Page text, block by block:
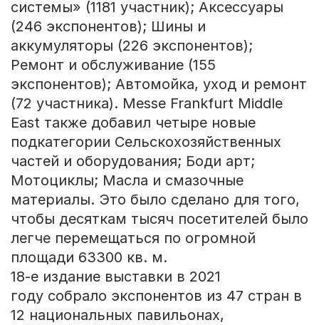
системы» (1181 участник); Аксессуары
(246 экспонентов); Шины и
аккумуляторы (226 экспонентов);
Ремонт и обслуживание (155
экспонентов); Автомойка, уход и ремонт
(72 участника). Messe Frankfurt Middle
East также добавил четыре новые
подкатегории Сельскохозяйственных
частей и оборудования; Боди арт;
Мотоциклы; Масла и смазочные
материалы. Это было сделано для того,
чтобы десяткам тысяч посетителей было
легче перемещаться по огромной
площади 63300 кв. м.
18-е издание выставки в 2021
году собрало экспонентов из 47 стран в
12 национальных павильонах,